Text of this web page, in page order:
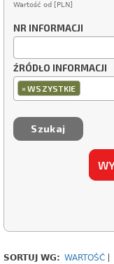
Wartość od [PLN]
NR INFORMACJI
ŹRÓDŁO INFORMACJI
×WSZYSTKIE
SORTUJ WG: WARTOŚĆ